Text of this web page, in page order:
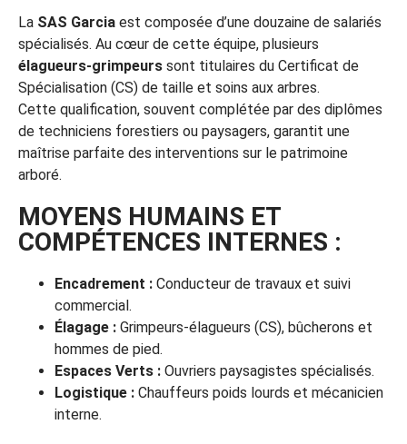
La SAS Garcia est composée d’une douzaine de salariés
spécialisés. Au cœur de cette équipe, plusieurs
élagueurs-grimpeurs sont titulaires du Certificat de
Spécialisation (CS) de taille et soins aux arbres.
Cette qualification, souvent complétée par des diplômes
de techniciens forestiers ou paysagers, garantit une
maîtrise parfaite des interventions sur le patrimoine
arboré.
MOYENS HUMAINS ET
COMPÉTENCES INTERNES :
Encadrement : Conducteur de travaux et suivi
commercial.
Élagage : Grimpeurs-élagueurs (CS), bûcherons et
hommes de pied.
Espaces Verts : Ouvriers paysagistes spécialisés.
Logistique : Chauffeurs poids lourds et mécanicien
interne.